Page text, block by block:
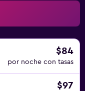
$84
por noche con tasas
$97